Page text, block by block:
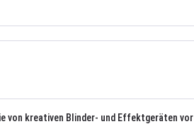
von kreativen Blinder- und Effektgeräten vor